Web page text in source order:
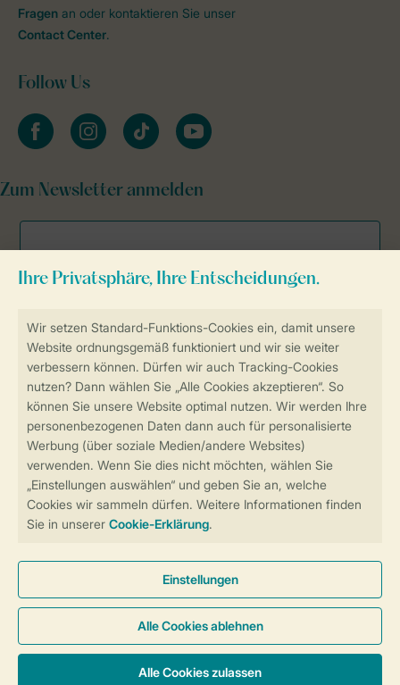
Sicherstellung Deiner Privatsphäre
Weitere Informationen und Einstellungen
Sicher und schnell zur Online-Buchung
Sichere Datenübertragung
Sicheres Bezahlen
Fragen an oder kontaktieren Sie unser
Contact Center.
Follow Us
facebookinstagramtiktok youtube
Zum Newsletter anmelden
Allgemeine Bedingungen Impressum
Cookies und Banner
Barrierefreiheit